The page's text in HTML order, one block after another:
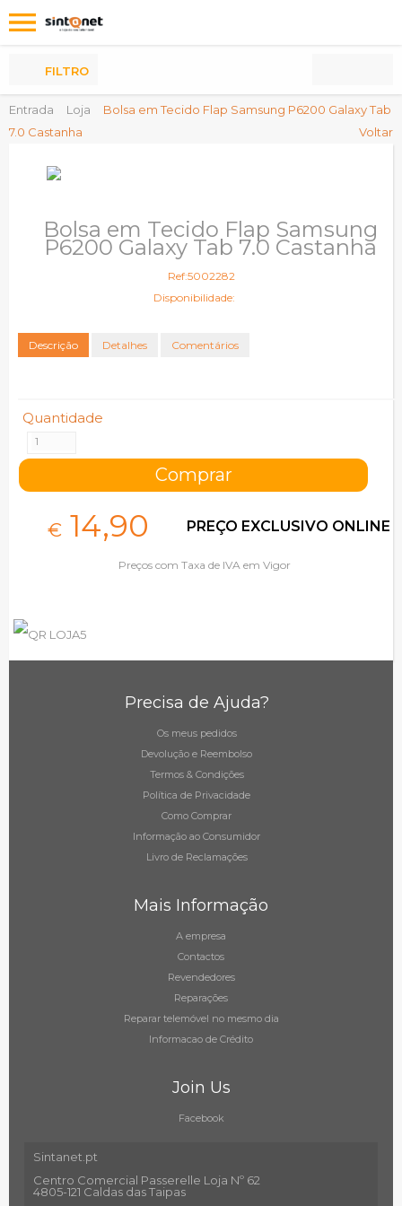
Entrada Loja
Bolsa em Tecido Flap Samsung P6200 Galaxy Tab
7.0 Castanha
Voltar
FILTRO
Bolsa em Tecido Flap Samsung
P6200 Galaxy Tab 7.0 Castanha
Ref:5002282
Disponibilidade:
Descrição Detalhes Comentários
Quantidade
€ 14,90 PREÇO EXCLUSIVO ONLINE
Preços com Taxa de IVA em Vigor
Precisa de Ajuda?
Os meus pedidos
Devolução e Reembolso
Termos & Condições
Política de Privacidade
Como Comprar
Informação ao Consumidor
Livro de Reclamações
Mais Informação
A empresa
Contactos
Revendedores
Reparações
Reparar telemóvel no mesmo dia
Informacao de Crédito
Join Us
Facebook
Sintanet.pt
Centro Comercial Passerelle Loja Nº 62
4805-121 Caldas das Taipas